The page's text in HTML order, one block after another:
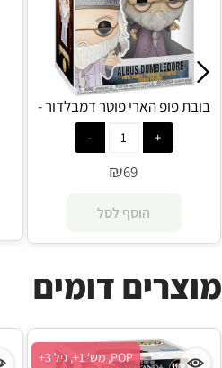
בובת פופ הארי פוטר דמבלדור -
₪69
הוסף לסל
מוצרים דומים
POP, מש' 1+, גיל 3+